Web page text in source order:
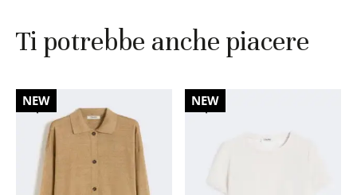
Ti potrebbe anche piacere
30%
NEW 30%
NEW